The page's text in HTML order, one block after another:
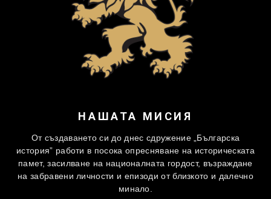
НАШАТА МИСИЯ
От създаването си до днес сдружение „Българска
история” работи в посока опресняване на историческата
памет, засилване на националната гордост, възраждане
на забравени личности и епизоди от близкото и далечно
минало.